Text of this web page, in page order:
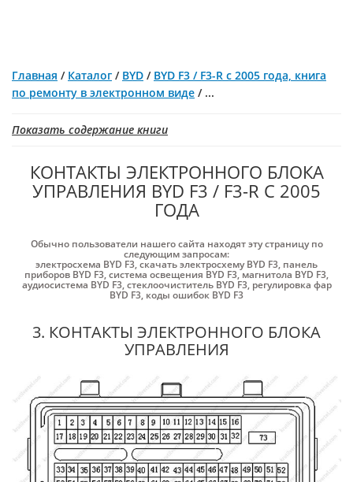
Главная / Каталог / BYD / BYD F3 / F3-R с 2005 года, книга
по ремонту в электронном виде / ...
Показать содержание книги
КОНТАКТЫ ЭЛЕКТРОННОГО БЛОКА
УПРАВЛЕНИЯ BYD F3 / F3-R С 2005
ГОДА
Обычно пользователи нашего сайта находят эту страницу по
следующим запросам:
электросхема BYD F3,скачать электросхему BYD F3, панель
приборов BYD F3,система освещения BYD F3,магнитола BYD F3,
аудиосистема BYD F3,стеклоочиститель BYD F3, регулировка фар
BYD F3, коды ошибок BYD F3
3. КОНТАКТЫ ЭЛЕКТРОННОГО БЛОКА
УПРАВЛЕНИЯ